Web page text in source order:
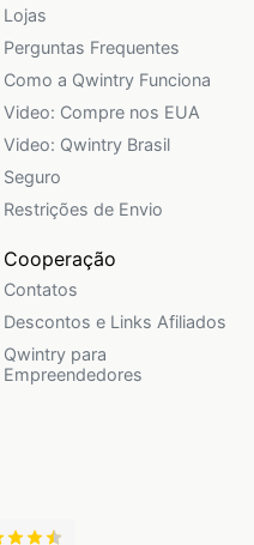
Lojas
Perguntas Frequentes
Como a Qwintry Funciona
Video: Compre nos EUA
Video: Qwintry Brasil
Seguro
Restrições de Envio
Cooperação
Contatos
Descontos e Links Afiliados
Qwintry para
Empreendedores